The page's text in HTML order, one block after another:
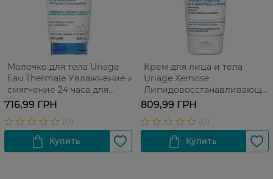
Молочко для тела Uriage
Eau Thermale Увлажнение и
смягчение 24 часа для
сухой кожи 200 мл
716,99 ГРН
Крем для лица и тела
Uriage Xemose
200 мл
809,99 ГРН